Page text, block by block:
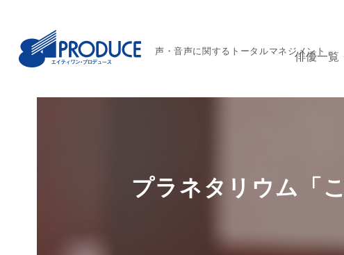
声・音声に関するトータルマネジメント
俳優一覧
プラネタリウム「